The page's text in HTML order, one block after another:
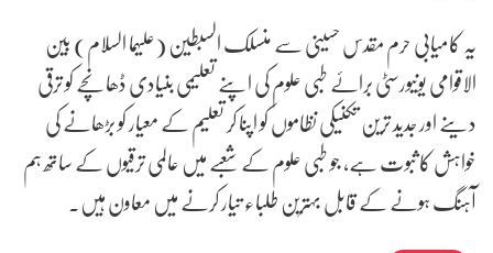
یہ کامیابی حرم مقدس حسینی سے منسلک السبطین (علیہما السلام) بین
الاقوامی یونیورسٹی برائے طبی علوم کی اپنے تعلیمی بنیادی ڈھانچے کو ترقی
دینے اور جدید ترین تکنیکی نظاموں کو اپنا کر تعلیم کے معیار کو بڑھانے کی
خواہش کا ثبوت ہے، جو طبی علوم کے شعبے میں عالمی ترقیوں کے ساتھ ہم
آہنگ ہونے کے قابل بہترین طلباء تیار کرنے میں معاون ہیں۔